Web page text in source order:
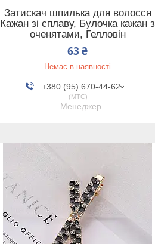
Затискач шпилька для волосся
Кажан зі сплаву, Булочка кажан з
оченятами, Гелловін
63 ₴
Немає в наявності
+380 (95) 670-44-62
МТС
Менеджер